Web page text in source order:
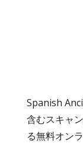
Spanish
含むスキャ
る無料オン